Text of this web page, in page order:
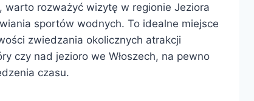
rozważyć wizytę w regionie Jeziora
sportów wodnych. To idealne miejsce
zwiedzania okolicznych atrakcji
czy nad jezioro we Włoszech, na pewno
czasu.